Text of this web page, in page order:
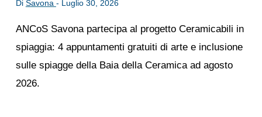
Di Savona - Luglio 30, 2026
ANCoS Savona partecipa al progetto Ceramicabili in
spiaggia: 4 appuntamenti gratuiti di arte e inclusione
sulle spiagge della Baia della Ceramica ad agosto
2026.